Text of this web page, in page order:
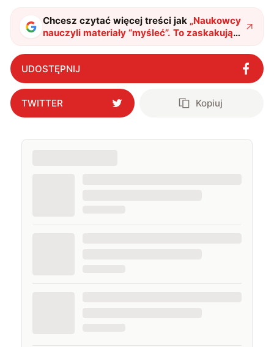
także uprawiać oraz oglądać sport.
Chcesz czytać więcej treści jak „Naukowcy
nauczyli materiały “myśleć”. To zaskakująco
proste"?
UDOSTĘPNIJ
TWITTER Kopiuj